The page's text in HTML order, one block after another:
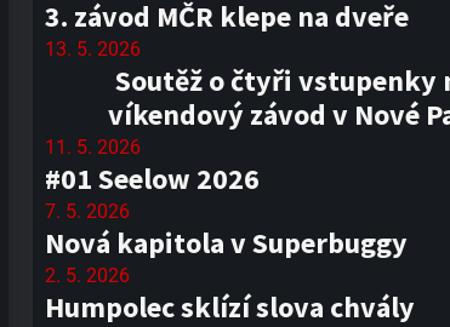
3. závod MČR klepe na dveře
13. 5. 2026
Soutěž o čtyři vstupenky
víkendový závod v Nové
11. 5. 2026
#01 Seelow 2026
7. 5. 2026
Nová kapitola v Superbuggy
2. 5. 2026
Humpolec sklízí slova chvály